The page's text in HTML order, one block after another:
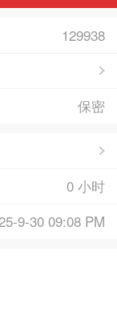
129938
保密
0 小时
9-30 09:08 PM